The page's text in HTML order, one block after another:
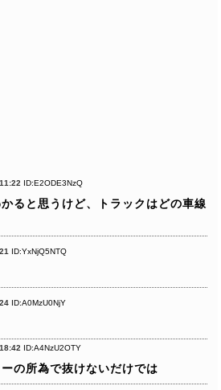
ID:E2ODE3NzQ
ると思うけど、トラックはどの車線
ID:YxNjQ5NTQ
ID:A0MzU0NjY
ID:A4NzU2OTY
の所為で抜けないだけでは